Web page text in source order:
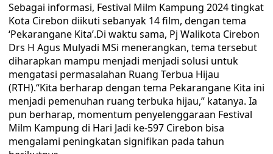
Sebagai informasi, Festival Milm Kampung 2024 tingkat
Kota Cirebon diikuti sebanyak 14 film, dengan tema
‘Pekarangane Kita’.Di waktu sama, Pj Walikota Cirebon
Drs H Agus Mulyadi MSi menerangkan, tema tersebut
diharapkan mampu menjadi menjadi solusi untuk
mengatasi permasalahan Ruang Terbua Hijau
(RTH).“Kita berharap dengan tema Pekarangane Kita ini
menjadi pemenuhan ruang terbuka hijau,” katanya. Ia
pun berharap, momentum penyelenggaraan Festival
Milm Kampung di Hari Jadi ke-597 Cirebon bisa
mengalami peningkatan signifikan pada tahun